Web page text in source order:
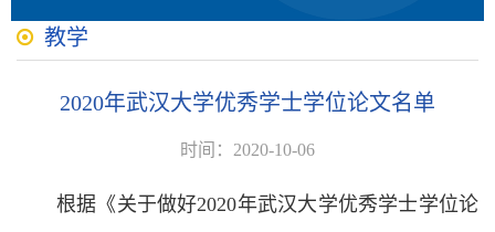
教学
2020年武汉大学优秀学士学位论文名单
时间：2020-10-06
根据《关于做好2020年武汉大学优秀学士学位论